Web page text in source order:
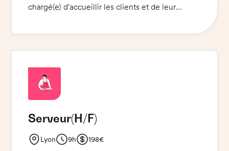
chargé(e) d'accueillir les clients et de leur
personnalisés. Vous devrez également préparer
d'hygiène et de sécurité alimentaire. Vous serez
également chargé(e) de la mise en place et du
nettoyage des locaux. Vous êtes dynamique,
Serveur(H/F)
Lyon 9h 198€